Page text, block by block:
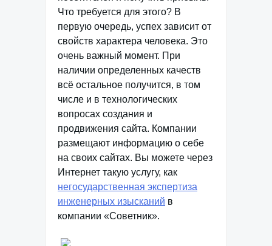
Что требуется для этого? В
первую очередь, успех зависит от
свойств характера человека. Это
очень важный момент. При
наличии определенных качеств
всё остальное получится, в том
числе и в технологических
вопросах создания и
продвижения сайта. Компании
размещают информацию о себе
на своих сайтах. Вы можете через
Интернет такую услугу, как
негосударственная экспертиза
инженерных изысканий в
компании «Советник».